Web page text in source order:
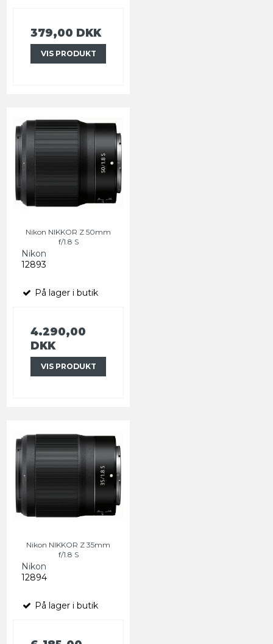
379,00 DKK
VIS PRODUKT
Nikon NIKKOR Z 50mm
f/1.8 S
Nikon
12893
På lager i butik
4.290,00
DKK
VIS PRODUKT
Nikon NIKKOR Z 35mm
f/1.8 S
Nikon
12894
På lager i butik